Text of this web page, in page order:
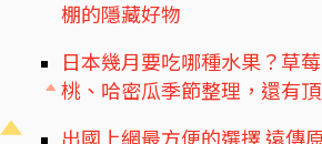
棚的隱藏好物
日本幾月要吃哪種水果？草
桃、哈密瓜季節整理，還有
出國上網最方便的選擇 遠傳